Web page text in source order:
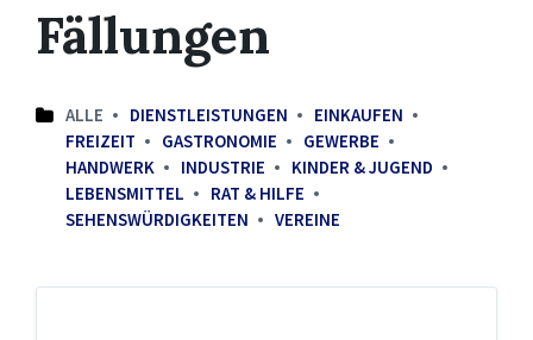
Fällungen
ALLE DIENSTLEISTUNGEN
EINKAUFEN
FREIZEIT
GASTRONOMIE
GEWERBE
HANDWERK
INDUSTRIE
KINDER & JUGEND
LEBENSMITTEL
RAT & HILFE
SEHENSWÜRDIGKEITEN
VEREINE